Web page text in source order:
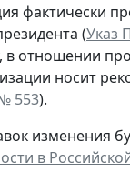
фактически
(Указ
в отношении
носит
553).
изменения
в